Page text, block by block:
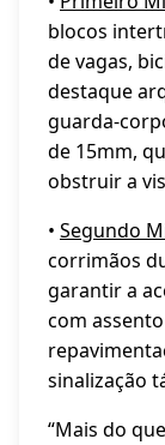
blocos
de vagas,
destaque
guarda-
de 15mm,
obstruir a
• Segundo
corrimãos
garantir a
com
sinalização
“Mais do